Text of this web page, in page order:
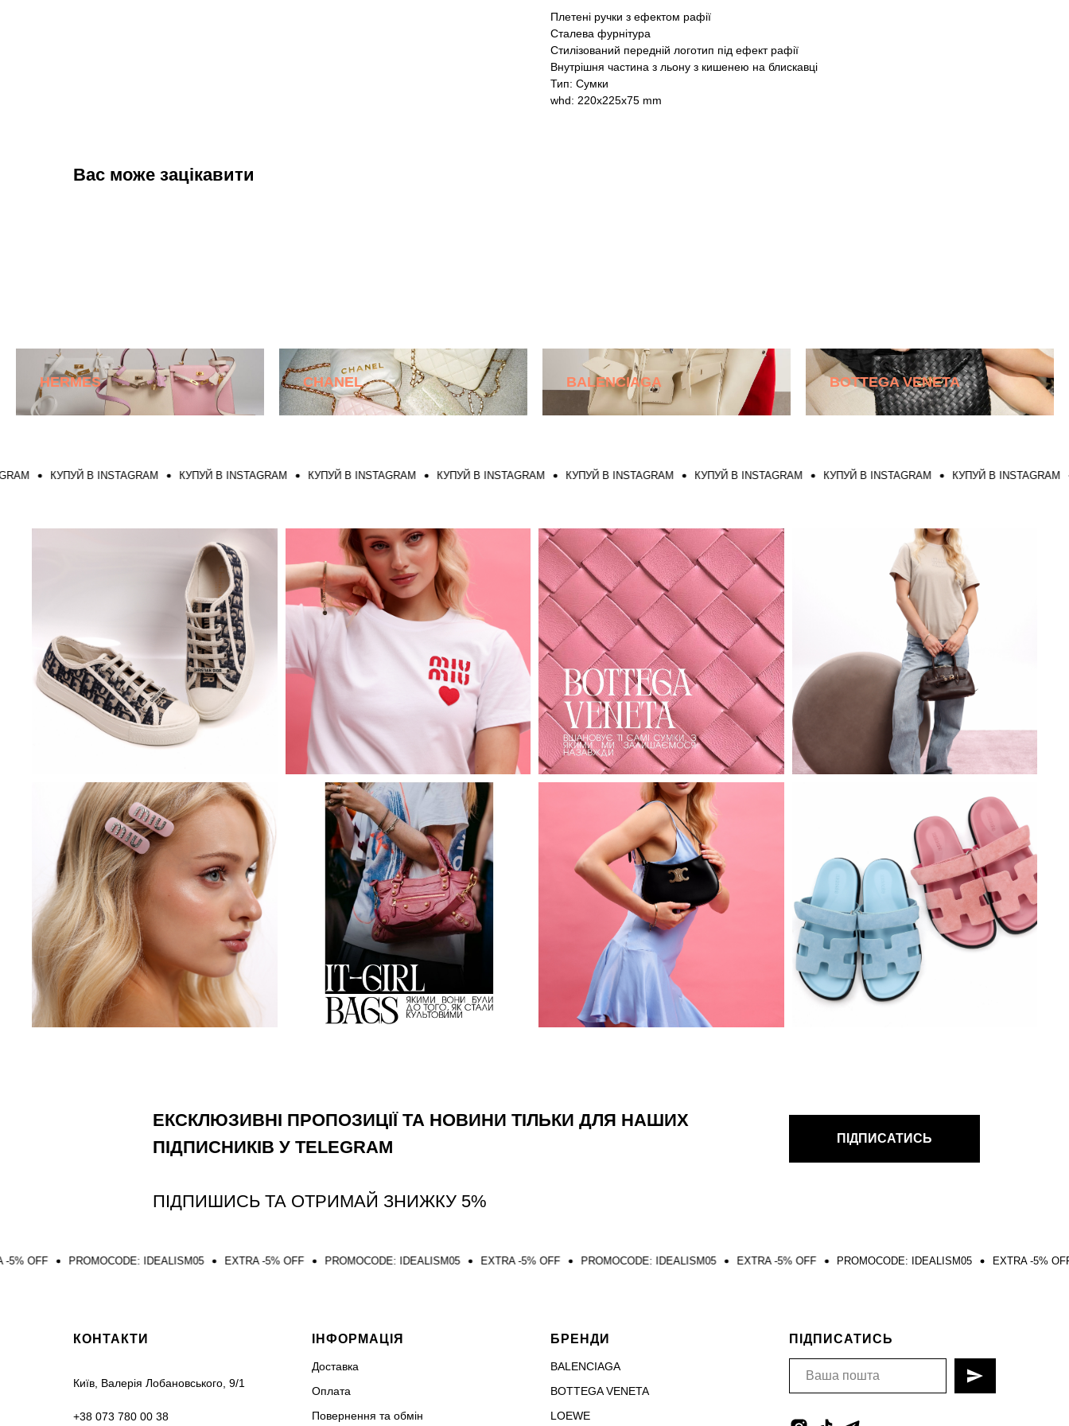
Плетені ручки з ефектом рафії
Сталева фурнітура
Стилізований передній логотип під ефект рафії
Внутрішня частина з льону з кишенею на блискавці
Тип: Сумки
whd: 220x225x75 mm
Вас може зацікавити
HERMES CHANEL BALENCIAGA BOTTEGA VENETA
КУПУЙ В INSTAGRAM КУПУЙ В INSTAGRAM КУПУЙ В INSTAGRAM КУПУЙ В INSTAGRAM КУПУЙ В INSTAGRAM КУПУЙ В INSTAGRAM КУПУЙ В INSTAGRAM КУПУЙ В INSTAGRAM
ЕКСКЛЮЗИВНІ ПРОПОЗИЦІЇ ТА НОВИНИ ТІЛЬКИ ДЛЯ НАШИХ
ПІДПИСНИКІВ У TELEGRAM
ПІДПИШИСЬ ТА ОТРИМАЙ ЗНИЖКУ 5%
ПІДПИСАТИСЬ
IDEALISM05 EXTRA -5% OFF PROMOCODE: IDEALISM05 EXTRA -5% OFF PROMOCODE: IDEALISM05 EXTRA -5% OFF PROMOCODE: IDEALISM05 EXTRA -5% OFF
КОНТАКТИ
Київ, Валерія Лобановського, 9/1
+38 073 780 00 38
ІНФОРМАЦІЯ
Доставка
Оплата
Повернення та обмін
БРЕНДИ
BALENCIAGA
BOTTEGA VENETA
LOEWE
ПІДПИСАТИСЬ